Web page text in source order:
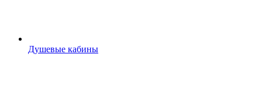
Душевые кабины